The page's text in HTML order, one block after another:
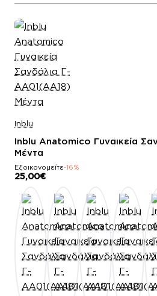
Inblu
Inblu Anatomico Γυναικεία
Μέντα
Εξοικονομείτε-16%
25,00€